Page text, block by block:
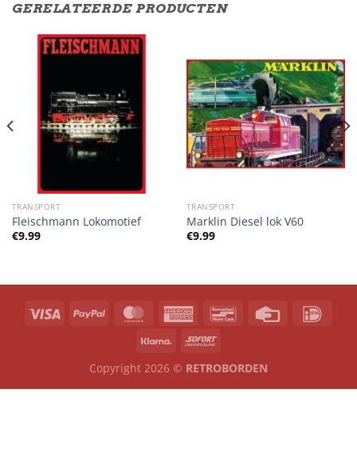
GERELATEERDE PRODUCTEN
TRANSPORT
Fleischmann Lokomotief
€9.99
TRANSPORT
Marklin Diesel lok V60
€9.99
Copyright 2026 © RETROBORDEN